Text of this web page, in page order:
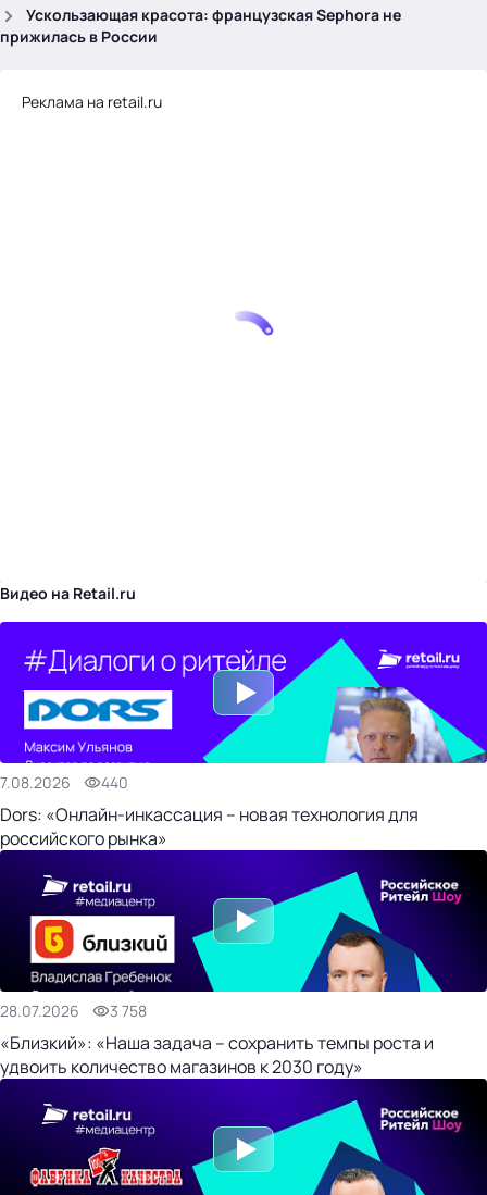
Ускользающая красота: французская Sephora не
прижилась в России
Реклама на retail.ru
Видео на Retail.ru
7.08.2026 440
Dors: «Онлайн-инкассация – новая технология для
российского рынка»
28.07.2026 3 758
«Близкий»: «Наша задача – сохранить темпы роста и
удвоить количество магазинов к 2030 году»